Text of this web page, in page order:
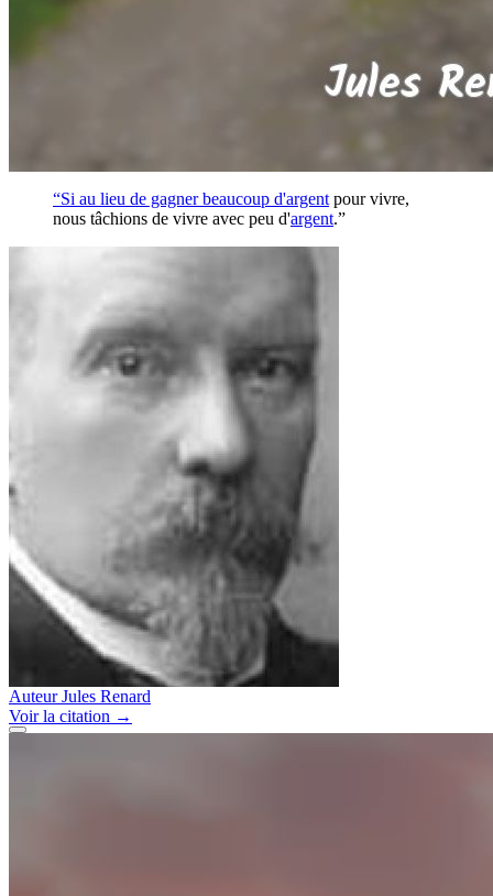
“Si au lieu de gagner beaucoup d'argent pour vivre,
nous tâchions de vivre avec peu d'argent.”
Auteur Jules Renard
Voirla citation →